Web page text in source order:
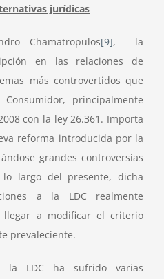
jurídicas
Chamatropulos[9], la
en las relaciones de
más controvertidos que
principalmente
con la ley 26.361. Importa
reforma introducida por la
grandes controversias
largo del presente, dicha
a la LDC realmente
llegar a modificar el criterio
prevaleciente.
LDC ha sufrido varias